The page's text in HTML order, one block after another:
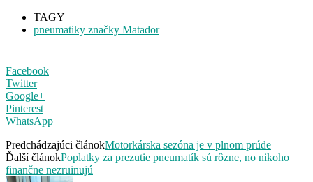
TAGY
pneumatiky značky Matador
Facebook
Twitter
Google+
Pinterest
WhatsApp
Predchádzajúci článokMotorkárska sezóna je v plnom prúde
Ďalší článokPoplatky za prezutie pneumatík sú rôzne, no nikoho
finančne nezruinujú